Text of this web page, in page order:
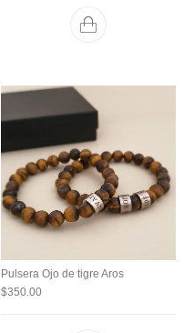
Pulsera Ojo de tigre Aros
$350.00